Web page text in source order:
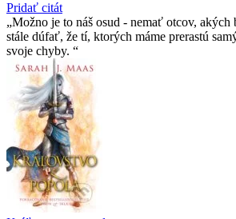
Pridať citát
Možno je to náš osud - nemať otcov, akých
stále dúfať, že tí­, ktorých máme prerastú
svoje chyby.